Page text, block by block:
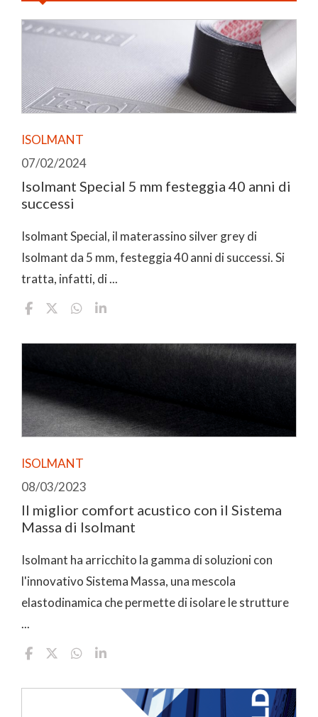
ISOLMANT
07/02/2024
Isolmant Special 5 mm festeggia 40 anni di
successi
Isolmant Special, il materassino silver grey di
Isolmant da 5 mm, festeggia 40 anni di successi. Si
tratta, infatti, di ...
ISOLMANT
08/03/2023
Il miglior comfort acustico con il Sistema
Massa di Isolmant
Isolmant ha arricchito la gamma di soluzioni con
l'innovativo Sistema Massa, una mescola
elastodinamica che permette di isolare le strutture
...